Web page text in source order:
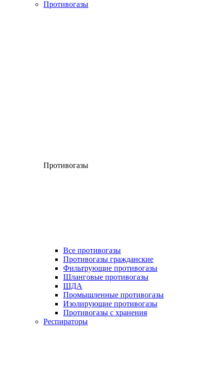
Противогазы
Противогазы
Все противогазы
Противогазы гражданские
Фильтрующие противогазы
Шланговые противогазы
ШДА
Промышленные противогазы
Изолирующие противогазы
Противогазы с хранения
Респираторы